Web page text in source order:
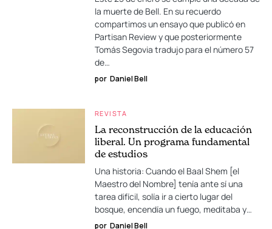
la muerte de Bell. En su recuerdo
compartimos un ensayo que publicó en
Partisan Review y que posteriormente
Tomás Segovia tradujo para el número 57
de…
por Daniel Bell
REVISTA
La reconstrucción de la educación
liberal. Un programa fundamental
de estudios
Una historia: Cuando el Baal Shem [el
Maestro del Nombre] tenía ante sí una
tarea difícil, solía ir a cierto lugar del
bosque, encendía un fuego, meditaba y…
por Daniel Bell